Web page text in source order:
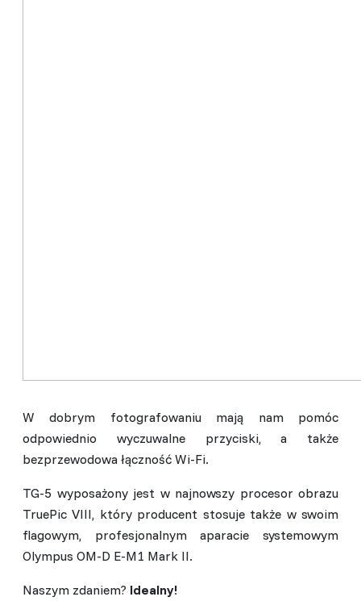
W dobrym fotografowaniu mają nam pomóc
odpowiednio wyczuwalne przyciski, a także
bezprzewodowa łączność Wi-Fi.
TG-5 wyposażony jest w najnowszy procesor obrazu
TruePic VIII, który producent stosuje także w swoim
flagowym, profesjonalnym aparacie systemowym
Olympus OM-D E-M1 Mark II.
Naszym zdaniem? Idealny!